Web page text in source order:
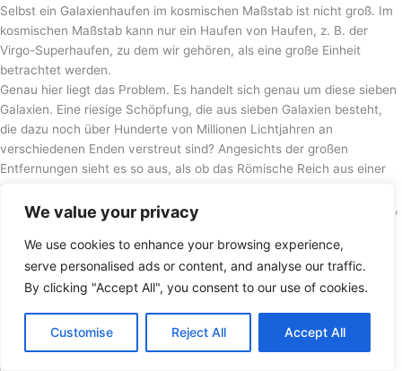
We value your privacy
We use cookies to enhance your browsing experience,
serve personalised ads or content, and analyse our traffic.
By clicking "Accept All", you consent to our use of cookies.
Customise Reject All Accept All
Selbst ein Galaxienhaufen im kosmischen Maßstab ist nicht groß. Im
kosmischen Maßstab kann nur ein Haufen von Haufen, z. B. der
Virgo-Superhaufen, zu dem wir gehören, als eine große Einheit
betrachtet werden.
Genau hier liegt das Problem. Es handelt sich genau um diese sieben
Galaxien. Eine riesige Schöpfung, die aus sieben Galaxien besteht,
die dazu noch über Hunderte von Millionen Lichtjahren an
verschiedenen Enden verstreut sind? Angesichts der großen
Entfernungen sieht es so aus, als ob das Römische Reich aus einer
Stadt und sieben Dörfern bestand, die an verschiedenen Enden des
Reiches verstreut wären. Ein solches Reich würde nicht als bewohnt,